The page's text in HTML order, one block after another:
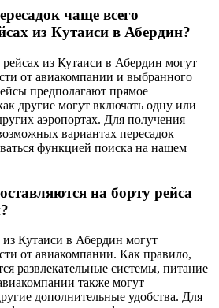
чаще всего
из Кутаиси в Абердин?
из Кутаиси в Абердин могут
от авиакомпании и выбранного
предполагают прямое
другие могут включать одну или
аэропортах. Для получения
вариантах пересадок
функцией поиска на нашем
на борту рейса
из Кутаиси в Абердин могут
от авиакомпании. Как правило,
развлекательные системы, питание
также могут
дополнительные удобства. Для